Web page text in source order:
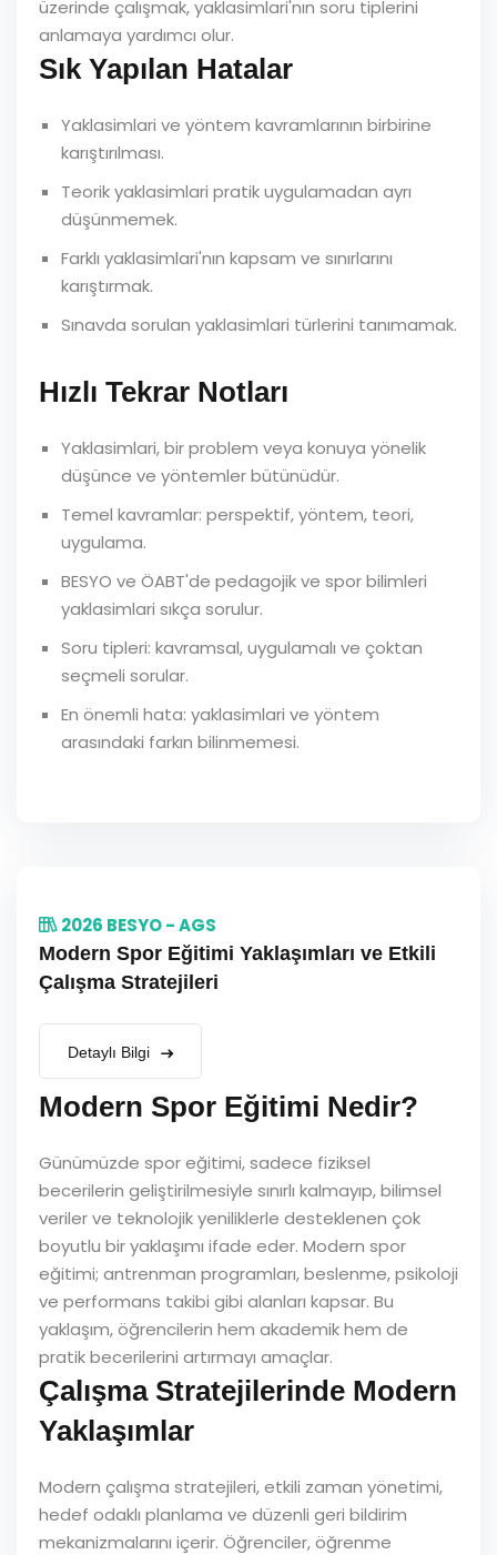
üzerinde çalışmak, yaklasimlari'nın soru tiplerini
anlamaya yardımcı olur.
Sık Yapılan Hatalar
Yaklasimlari ve yöntem kavramlarının birbirine
karıştırılması.
Teorik yaklasimlari pratik uygulamadan ayrı
düşünmemek.
Farklı yaklasimlari'nın kapsam ve sınırlarını
karıştırmak.
Sınavda sorulan yaklasimlari türlerini tanımamak.
Hızlı Tekrar Notları
Yaklasimlari, bir problem veya konuya yönelik
düşünce ve yöntemler bütünüdür.
Temel kavramlar: perspektif, yöntem, teori,
uygulama.
BESYO ve ÖABT'de pedagojik ve spor bilimleri
yaklasimlari sıkça sorulur.
Soru tipleri: kavramsal, uygulamalı ve çoktan
seçmeli sorular.
En önemli hata: yaklasimlari ve yöntem
arasındaki farkın bilinmemesi.
2026 BESYO - AGS
Modern Spor Eğitimi Yaklaşımları ve Etkili
Çalışma Stratejileri
Detaylı Bilgi
Modern Spor Eğitimi Nedir?
Günümüzde spor eğitimi, sadece fiziksel
becerilerin geliştirilmesiyle sınırlı kalmayıp, bilimsel
veriler ve teknolojik yeniliklerle desteklenen çok
boyutlu bir yaklaşımı ifade eder. Modern spor
eğitimi; antrenman programları, beslenme, psikoloji
ve performans takibi gibi alanları kapsar. Bu
yaklaşım, öğrencilerin hem akademik hem de
pratik becerilerini artırmayı amaçlar.
Çalışma Stratejilerinde Modern
Yaklaşımlar
Modern çalışma stratejileri, etkili zaman yönetimi,
hedef odaklı planlama ve düzenli geri bildirim
mekanizmalarını içerir. Öğrenciler, öğrenme